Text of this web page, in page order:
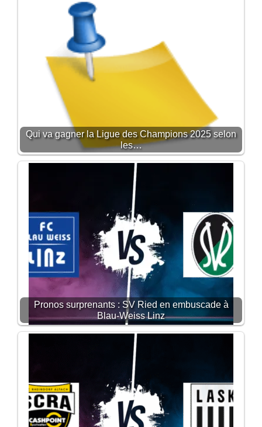
Qui va gagner la Ligue des Champions 2025 selon
les…
Pronos surprenants : SV Ried en embuscade à
Blau-Weiss Linz